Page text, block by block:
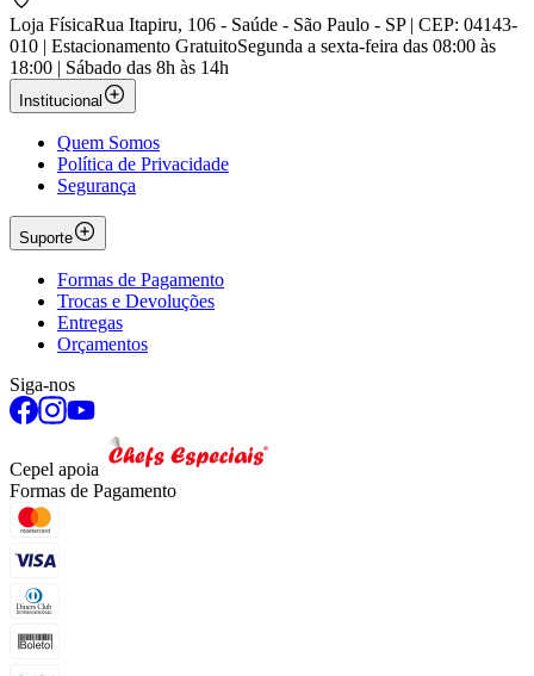
Loja FísicaRua Itapiru, 106 - Saúde - São Paulo - SP | CEP: 04143-
010 | Estacionamento GratuitoSegunda a sexta-feira das 08:00 às
18:00 | Sábado das 8h às 14h
Institucional
Quem Somos
Política de Privacidade
Segurança
Suporte
Formas de Pagamento
Trocas e Devoluções
Entregas
Orçamentos
Siga-nos
Cepel apoia
Formas de Pagamento